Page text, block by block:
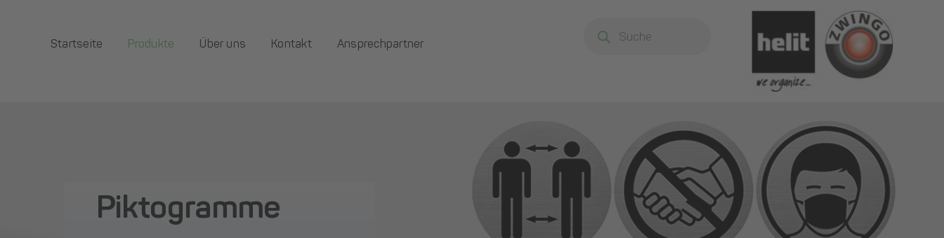
Startseite Produkte Über uns Kontakt Ansprechpartner
search
Piktogramme